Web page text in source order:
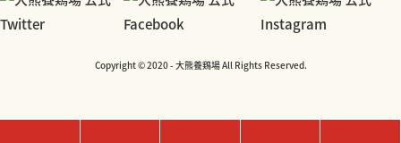
Copyright © 2020 - 大熊養鶏場 All Rights Reserved.